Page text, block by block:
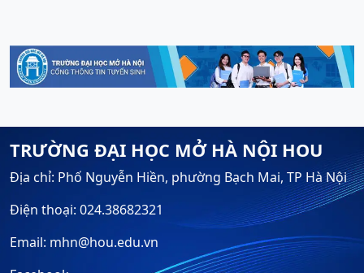
TRƯỜNG ĐẠI HỌC MỞ HÀ NỘI HOU
Địa chỉ: Phố Nguyễn Hiền, phường Bạch Mai, TP Hà Nội
Điện thoại: 024.38682321
Email: mhn@hou.edu.vn